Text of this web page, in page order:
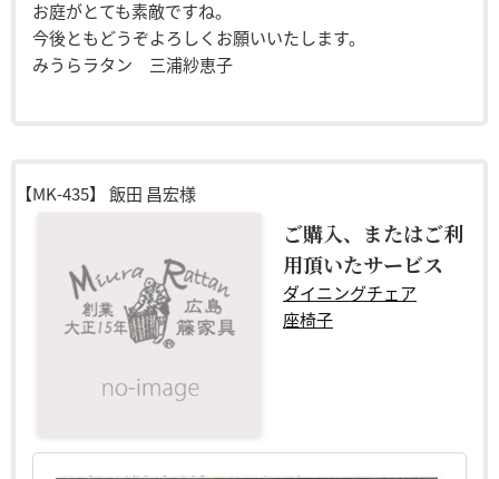
お庭がとても素敵ですね。
今後ともどうぞよろしくお願いいたします。
みうらラタン 三浦紗恵子
【MK-435】 飯田 昌宏様
ご購入、またはご利
用頂いたサービス
ダイニングチェア
座椅子